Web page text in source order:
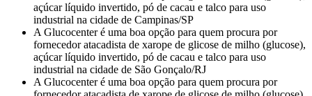
açúcar líquido invertido, pó de cacau e talco para uso
industrial na cidade de Campinas/SP
A Glucocenter é uma boa opção para quem procura por
fornecedor atacadista de xarope de glicose de milho (glucose),
açúcar líquido invertido, pó de cacau e talco para uso
industrial na cidade de São Gonçalo/RJ
A Glucocenter é uma boa opção para quem procura por